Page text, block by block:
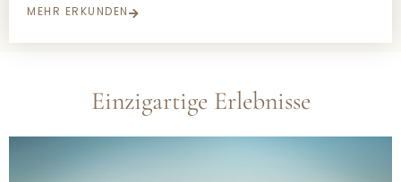
MEHR ERKUNDEN
Einzigartige Erlebnisse